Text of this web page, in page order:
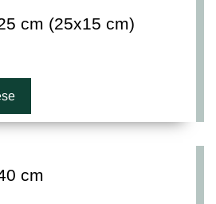
cm (25x15 cm)
cm